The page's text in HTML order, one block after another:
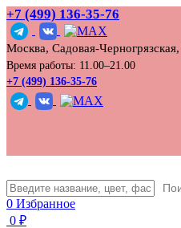
+7 (499) 136‑35‑76
Москва, Садовая-Черногрязская,
Время работы: 11.00–21.00
+7 (499) 136-35-76
0 Избранное
0 ₽